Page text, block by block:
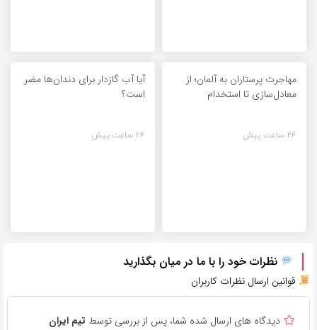
مهاجرت پرستاران به آلمان؛ از
معادل‌سازی تا استخدام
24 ساعت پیش
آیا آب گازدار برای دندان‌ها مضر
است؟
24 ساعت پیش
نظرات خود را با ما در میان بگذارید
قوانین ارسال نظرات کاربران
دیدگاه های ارسال شده شما، پس از بررسی توسط تیم ایران